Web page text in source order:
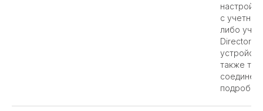
с
либо
Directory
также